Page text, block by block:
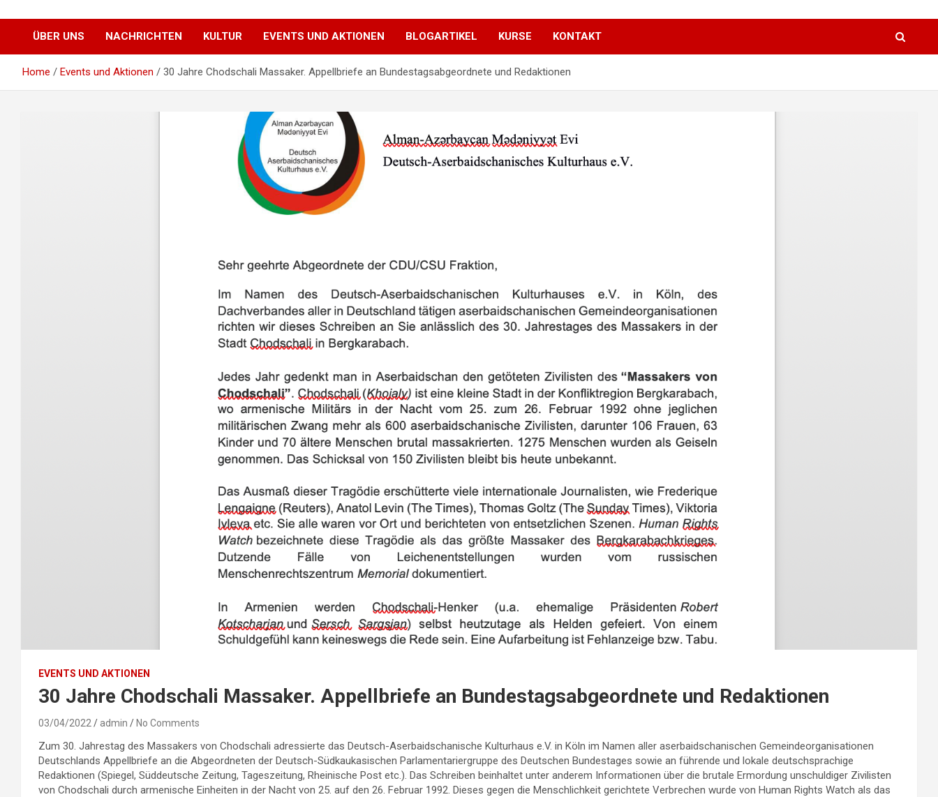
Deutsch
Aserbaidschanisches
Kulturhaus e.V
ÜBER UNS NACHRICHTEN KULTUR EVENTS UND AKTIONEN BLOGARTIKEL KURSE KONTAKT
Home Events und Aktionen 30 Jahre Chodschali Massaker. Appellbriefe an Bundestagsabgeordnete und Redaktionen
EVENTS UND AKTIONEN
30 Jahre Chodschali Massaker. Appellbriefe an Bundestagsabgeordnete und Redaktionen
03/04/2022 admin No Comments
Zum 30. Jahrestag des Massakers von Chodschali adressierte das Deutsch-Aserbaidschanische Kulturhaus e.V. in Köln im Namen aller aserbaidschanischen Gemeindeorganisationen
Deutschlands Appellbriefe an die Abgeordneten der Deutsch-Südkaukasischen Parlamentariergruppe des Deutschen Bundestages sowie an führende und lokale deutschsprachige
Redaktionen (Spiegel, Süddeutsche Zeitung, Tageszeitung, Rheinische Post etc.). Das Schreiben beinhaltet unter anderem Informationen über die brutale Ermordung unschuldiger Zivilisten
von Chodschali durch armenische Einheiten in der Nacht von 25. auf den 26. Februar 1992. Dieses gegen die Menschlichkeit gerichtete Verbrechen wurde von Human Rights Watch als das